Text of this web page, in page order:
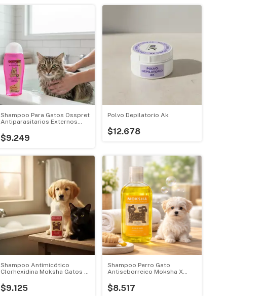
Shampoo Para Gatos Osspret
Antiparasitarios Externos
$9.249
Polvo Depilatorio Ak
$12.678
Shampoo Antimicótico
Clorhexidina Moksha Gatos Y
$9.125
Shampoo Perro Gato
Antiseborreico Moksha X
$8.517